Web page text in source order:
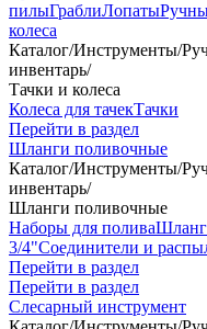
пилыГраблиЛопаты
колеса
Каталог/Инструменты/
инвентарь/
Тачки и колеса
Колеса для тачекТачки
Перейти в раздел
Шланги поливочные
Каталог/Инструменты/
инвентарь/
Шланги поливочные
Наборы для полива
3/4"Соединители и
Перейти в раздел
Перейти в раздел
Слесарный инструмент